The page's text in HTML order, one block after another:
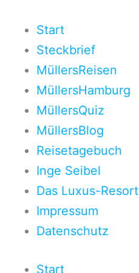
Inhalt
springen
Start
Steckbrief
MüllersReisen
MüllersHamburg
MüllersQuiz
MüllersBlog
Reisetagebuch
Inge Seibel
Das Luxus-Resort
Impressum
Datenschutz
Start